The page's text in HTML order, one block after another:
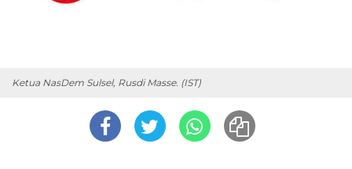
Ketua NasDem Sulsel, Rusdi Masse. (IST)